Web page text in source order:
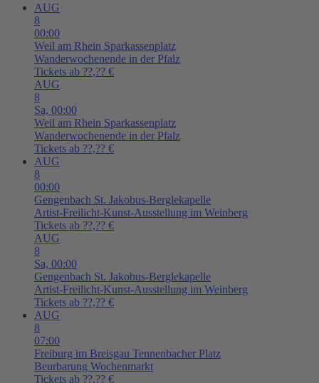
AUG
8
00:00
Weil am Rhein Sparkassenplatz
Wanderwochenende in der Pfalz
Tickets ab ??,?? €
AUG
8
Sa, 00:00
Weil am Rhein Sparkassenplatz
Wanderwochenende in der Pfalz
Tickets ab ??,?? €
AUG
8
00:00
Gengenbach St. Jakobus-Berglekapelle
Artist-Freilicht-Kunst-Ausstellung im Weinberg
Tickets ab ??,?? €
AUG
8
Sa, 00:00
Gengenbach St. Jakobus-Berglekapelle
Artist-Freilicht-Kunst-Ausstellung im Weinberg
Tickets ab ??,?? €
AUG
8
07:00
Freiburg im Breisgau Tennenbacher Platz
Beurbarung Wochenmarkt
Tickets ab ??,?? €